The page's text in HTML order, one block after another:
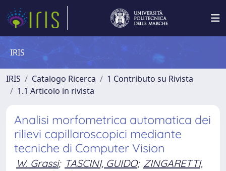
IRIS
IRIS Catalogo Ricerca
1 Contributo su Rivista
1.1 Articolo in rivista
Analisi morfometrica automatica dei
rilievi capillaroscopici mediante
tecniche di Computer Vision
W. Grassi; TASCINI, GUIDO; ZINGARETTI,